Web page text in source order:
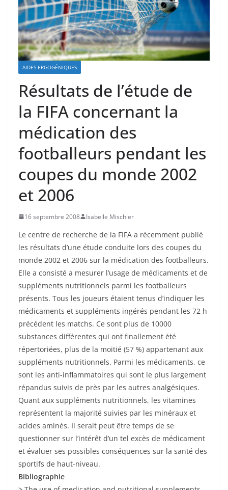
AIDES ERGOGÉNIQUES
Résultats de l’étude de
la FIFA concernant la
médication des
footballeurs pendant les
coupes du monde 2002
et 2006
16 septembre 2008 Isabelle Mischler
Le centre de recherche de la FIFA a récemment publié
les résultats d’une étude conduite lors des coupes du
monde 2002 et 2006 sur la médication des footballeurs.
Elle a consisté a mesurer l’usage de médicaments et de
suppléments nutritionnels parmi les footballeurs
présents. Tous les joueurs étaient tenus d’indiquer les
médicaments et suppléments ingérés pendant les 72 h
précédent les matchs. Ce sont plus de 10000
substances différentes qui ont finallement été
répertoriées, plus de la moitié (57 %) appartenant aux
suppléments nutritionnels. Parmi les médicaments, ce
sont les anti-inflammatoires qui sont le plus largement
répandus suivis de près par les autres analgésiques.
Quant aux suppléments nutritionnels, les vitamines
représentent la majorité suivies par les minéraux et
acides aminés. Il serait peut être temps de se
questionner sur l’intérêt d’un tel excès de médicament
et évaluer ses possibles conséquences sur la santé des
sportifs de haut-niveau.
Bibliographie